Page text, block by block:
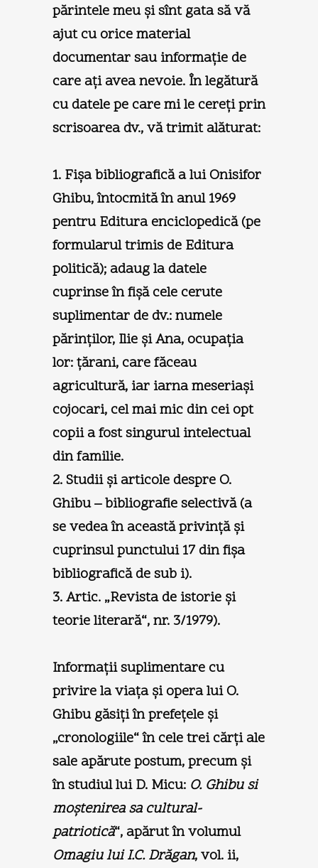
părintele meu şi sînt gata să vă
ajut cu orice material
documentar sau informaţie de
care aţi avea nevoie. În legătură
cu datele pe care mi le cereţi prin
scrisoarea dv., vă trimit alăturat:
1. Fişa bibliografică a lui Onisifor
Ghibu, întocmită în anul 1969
pentru Editura enciclopedică (pe
formularul trimis de Editura
politică); adaug la datele
cuprinse în fişă cele cerute
suplimentar de dv.: numele
părinţilor, Ilie şi Ana, ocupaţia
lor: ţărani, care făceau
agricultură, iar iarna meseriaşi
cojocari, cel mai mic din cei opt
copii a fost singurul intelectual
din familie.
2. Studii şi articole despre O.
Ghibu – bibliografie selectivă (a
se vedea în această privinţă şi
cuprinsul punctului 17 din fişa
bibliografică de sub i).
3. Artic. „Revista de istorie şi
teorie literară“, nr. 3/1979).
Informaţii suplimentare cu
privire la viaţa şi opera lui O.
Ghibu găsiţi în prefeţele şi
„cronologiile“ în cele trei cărţi ale
sale apărute postum, precum şi
în studiul lui D. Micu: O. Ghibu si
moştenirea sa cultural-
patriotică“, apărut în volumul
Omagiu lui I.C. Drăgan, vol. ii,